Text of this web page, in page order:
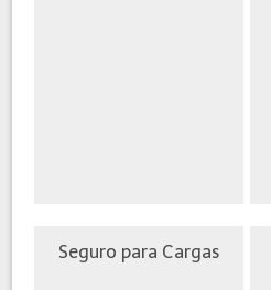
Seguro para Cargas